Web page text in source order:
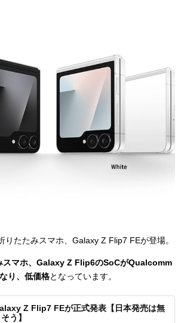
りたたみスマホ、Galaxy Z Flip7 FEが登場。
スマホ、Galaxy Z Flip6のSoCがQualcomm
り、低価格となっています。
Z Flip7 FEが正式発表【日本発売は無
う】